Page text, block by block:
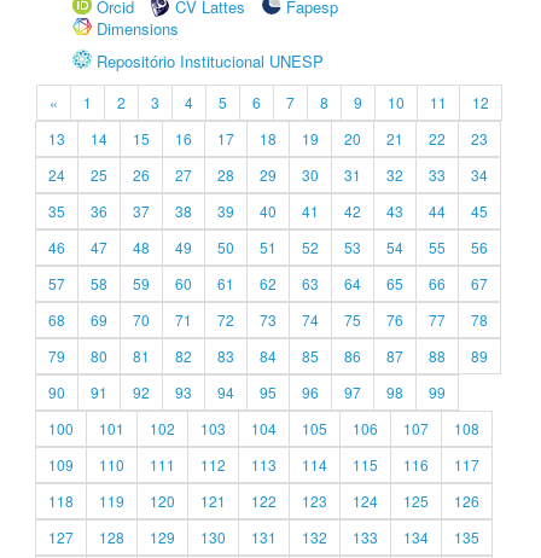
Orcid
CV Lattes
Fapesp
Dimensions
Repositório Institucional UNESP
« 1 2 3 4 5 6 7 8 9 10 11
12
13
14 15 16 17 18 19 20 21 22
23
24
25 26 27 28 29 30 31 32 33
34
35
36 37 38 39 40 41 42 43 44
45
46
47 48 49 50 51 52 53 54 55
56
57
58 59 60 61 62 63 64 65 66
67
68
69 70 71 72 73 74 75 76 77
78
79
80 81 82 83 84 85 86 87 88
89
90
91 92 93 94 95 96 97 98
99
100
101 102 103 104 105 106 107
108
109
110 111 112 113 114 115 116
117
118
119 120 121 122 123 124 125
126
127
128 129 130 131 132 133 134
135